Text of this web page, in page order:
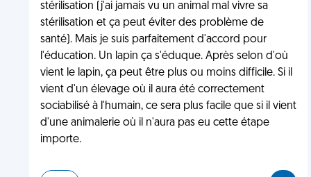
stérilisation (j'ai jamais vu un animal mal vivre sa
stérilisation et ça peut éviter des problème de
santé). Mais je suis parfaitement d'accord pour
l'éducation. Un lapin ça s'éduque. Après selon d'où
vient le lapin, ça peut être plus ou moins difficile. Si il
vient d'un élevage où il aura été correctement
sociabilisé à l'humain, ce sera plus facile que si il vient
d'une animalerie où il n'aura pas eu cette étape
importe.